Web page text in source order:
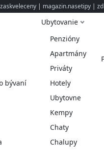
zaskveleceny | magazin.nasetipy |
bývaní
Ubytovanie
Penzióny
Apartmány
Priváty
Hotely
Ubytovne
Kempy
Chaty
Chalupy